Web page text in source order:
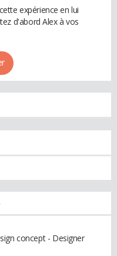
expérience en lui
d'abord Alex à vos
concept - Designer